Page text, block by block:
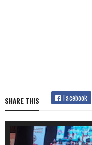
SHARE THIS Facebook